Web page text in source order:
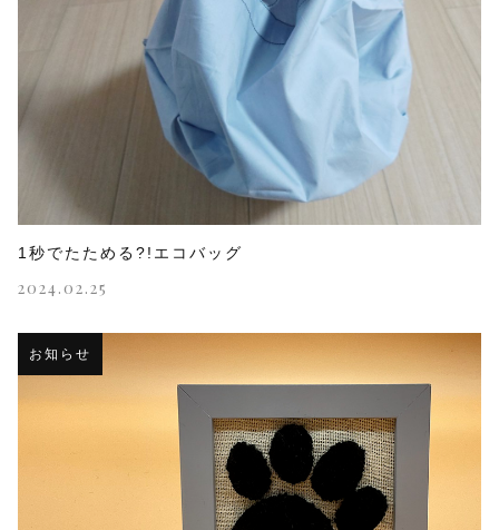
1秒でたためる?!エコバッグ
2024.02.25
お知らせ